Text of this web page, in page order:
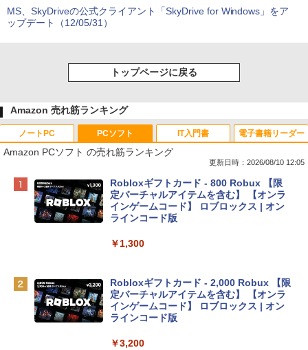
MS、SkyDriveの公式クライアント「SkyDrive for Windows」をア
ップデート（12/05/31）
トップページに戻る
Amazon 売れ筋ランキング
ノートPC
Apple 2026 MacBook Neo A18 Proチッ
プ搭載13インチノートブック：AIとAppl
e Intelligenceのために設計、Liquid Ret
inaディスプレイ、8GBユニファイドメモ
eTime HDカメラ - インディゴ
tomtoc 360°保護 15.6 16インチ パソコ
ンケース Dell NEC Lavie ASUS HP dyna
PCソフト
Amazon PCソフト の売れ筋ランキング
更新日時：2026/08/10 12:05
Robloxギフトカード - 800 Robux 【限
定バーチャルアイテムを含む】 【オンラ
インゲームコード】 ロブロックス | オン
ラインコード版
￥1,300
Robloxギフトカード - 2,000 Robux 【限
定バーチャルアイテムを含む】 【オンラ
インゲームコード】 ロブロックス | オン
ラインコード版
￥3,200
IT入門書 電子書籍リーダー